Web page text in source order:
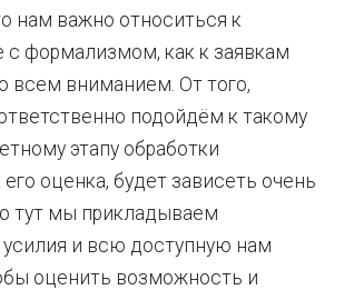
нам важно относиться к
с формализмом, как к заявкам
всем вниманием. От того,
подойдём к такому
этапу обработки
оценка, будет зависеть очень
тут мы прикладываем
и всю доступную нам
оценить возможность и